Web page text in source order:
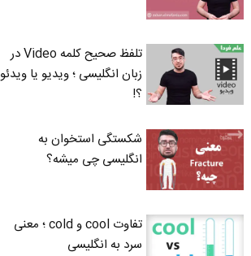
تلفظ صحیح کلمه Video در
زبان انگلیسی ؛ ویدیو یا ویدئو
؟!
شکستگی استخوان به
انگلیسی چی میشه؟
تفاوت cool و cold ؛ معنی
سرد به انگلیسی